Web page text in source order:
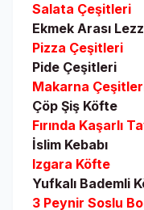
Salata Çeşitleri
Ekmek Arası
Pizza Çeşitleri
Pide Çeşitleri
Makarna
Çöp Şiş Köfte
Fırında Kaşarlı
İslim Kebabı
Izgara Köfte
Yufkalı Bademli
3 Peynir Soslu